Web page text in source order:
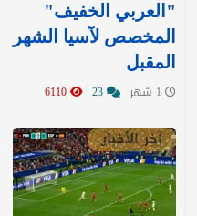
"العربي الخفيف"
المخصص لآسيا الشهر
المقبل
آخر الأخبار